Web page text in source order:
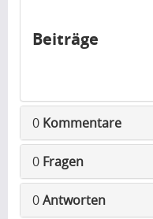
Beiträge
0 Kommentare
0 Fragen
0Antworten